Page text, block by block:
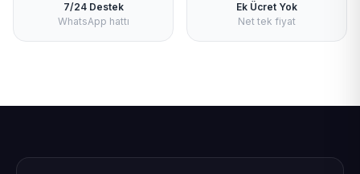
7/24 Destek
WhatsApp hattı
Ek Ücret Yok
Net tek fiyat